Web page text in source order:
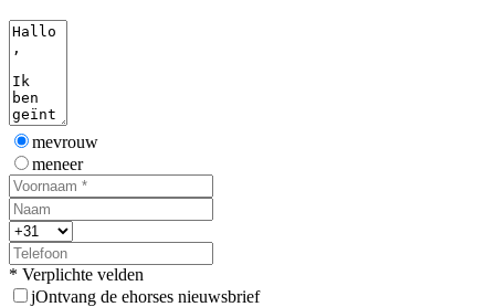
mevrouw
meneer
* Verplichte velden
jOntvang de ehorses nieuwsbrief